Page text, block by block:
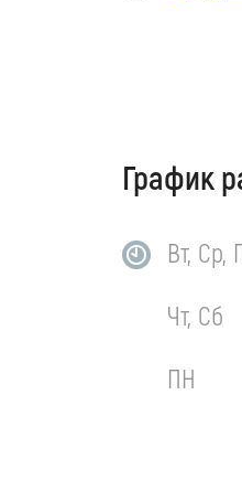
График
Вт, Ср,
Чт, Сб
ПН